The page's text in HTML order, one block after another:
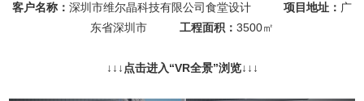
客户名称： 深圳市维尔晶科技有限公司食堂设计 项目地址： 广
东省深圳市
工程面积： 3500㎡
↓ ↓↓点击进入“VR全景”浏览↓↓↓